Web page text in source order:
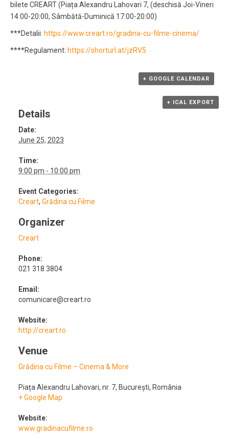
bilete CREART (Piața Alexandru Lahovari 7, (deschisă Joi-Vineri
14:00-20:00, Sâmbătă-Duminică 17:00-20:00)
***Detalii: https://www.creart.ro/gradina-cu-filme-cinema/
****Regulament: https://shorturl.at/jzRV5
+ GOOGLE CALENDAR
+ ICAL EXPORT
Details
Date:
June 25, 2023
Time:
9:00 pm - 10:00 pm
Event Categories:
Creart,Grădina cu Filme
Organizer
Creart
Phone:
021 318 3804
Email:
comunicare@creart.ro
Website:
http://creart.ro
Venue
Grădina cu Filme – Cinema & More
Piața Alexandru Lahovari, nr. 7, București, România
+ Google Map
Website:
www.gradinacufilme.ro